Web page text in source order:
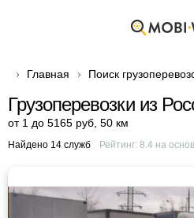
Главная Поиск
Грузоперевозки из
от 1 до 5165 руб 50 км
Найдено 14 служб Рейтинг: 8.4на